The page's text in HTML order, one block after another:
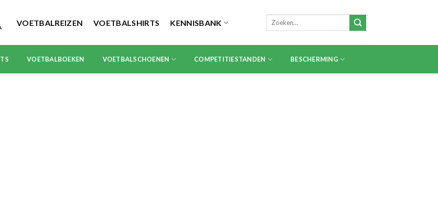
VOETBALREIZEN VOETBALSHIRTS KENNISBANK
Zoeken
VOETBALBOEKEN VOETBALSCHOENEN COMPETITIESTANDEN BESCHERMING